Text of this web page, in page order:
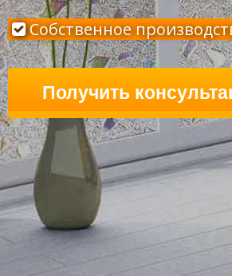
Cобственное
Получить